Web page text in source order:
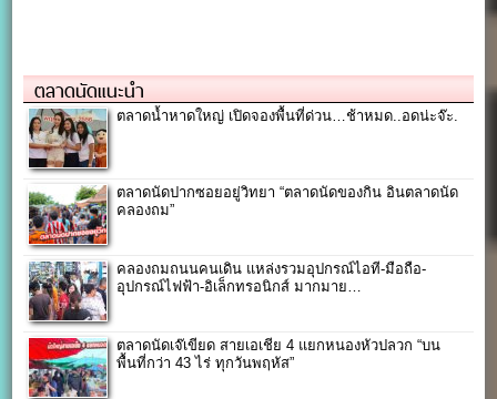
ตลาดนัดแนะนำ
ตลาดน้ำหาดใหญ่ เปิดจองพื้นที่ด่วน…ช้าหมด..อดน่ะจ๊ะ.
ตลาดนัดปากซอยอยู่วิทยา “ตลาดนัดของกิน อินตลาดนัด
คลองถม”
คลองถมถนนคนเดิน แหล่งรวมอุปกรณ์ไอที-มือถือ-
อุปกรณ์ไฟฟ้า-อิเล็กทรอนิกส์ มากมาย…
ตลาดนัดเจ๊เขียด สายเอเชีย 4 แยกหนองหัวปลวก “บน
พื้นที่กว่า 43 ไร่ ทุกวันพฤหัส”